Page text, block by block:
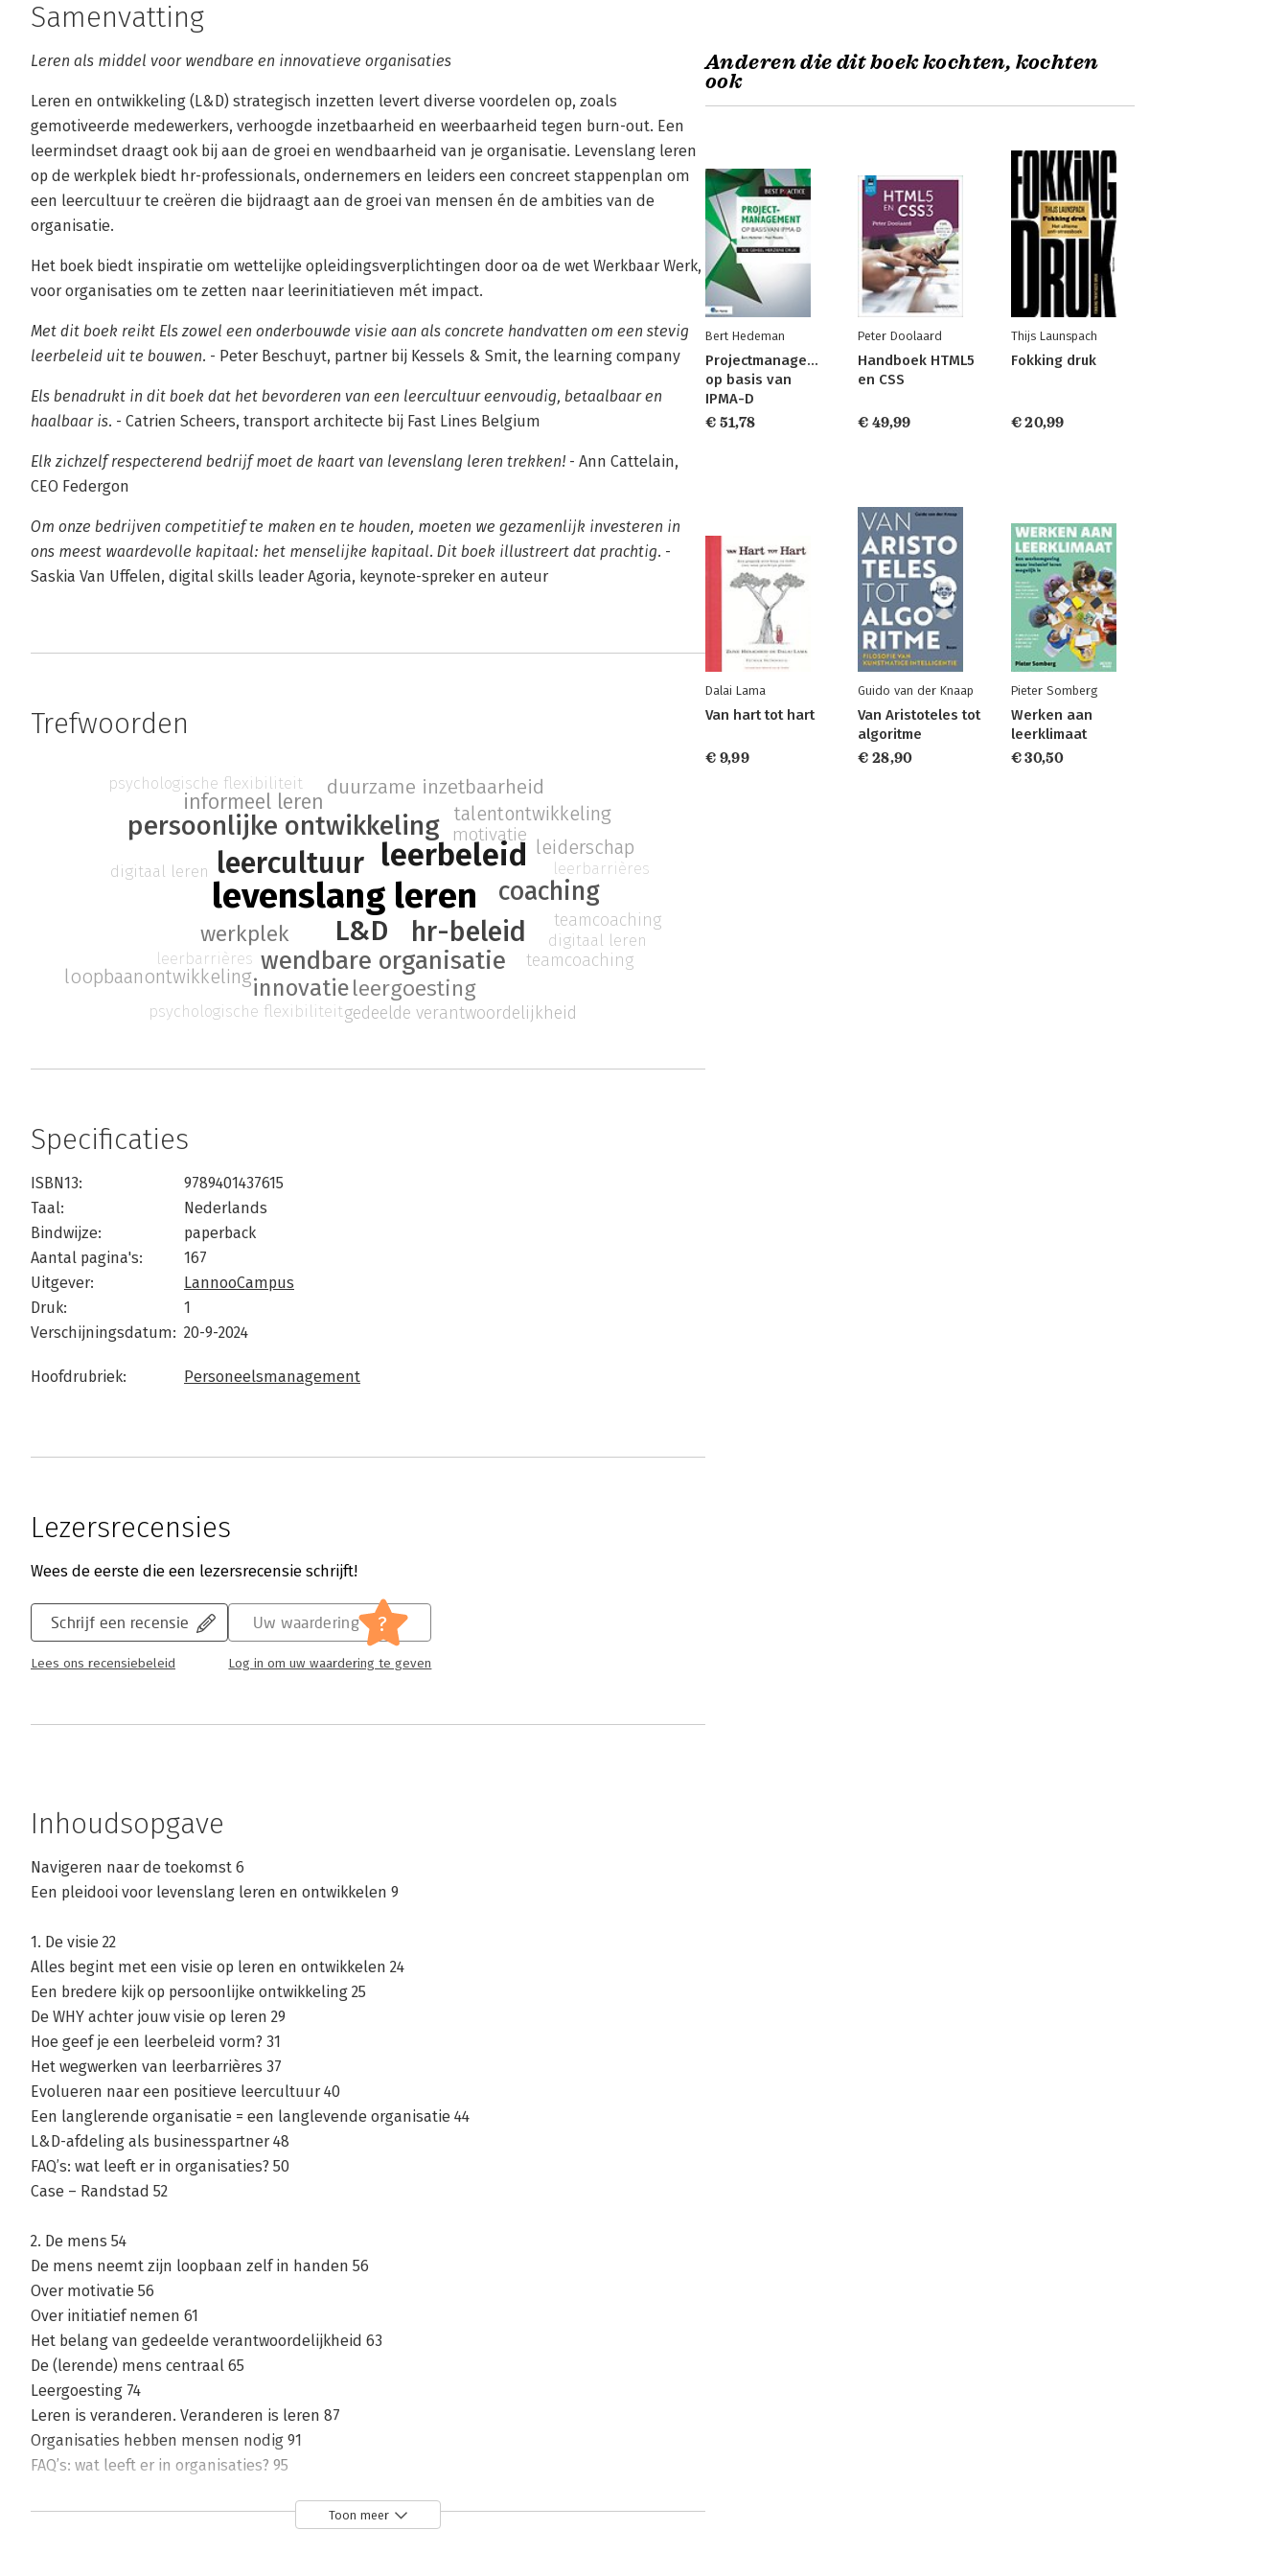
Samenvatting
Leren als middel voor wendbare en innovatieve organisaties
Leren en ontwikkeling (L&D) strategisch inzetten levert diverse voordelen op, zoals
gemotiveerde medewerkers, verhoogde inzetbaarheid en weerbaarheid tegen burn-out. Een
leermindset draagt ook bij aan de groei en wendbaarheid van je organisatie. Levenslang leren
op de werkplek biedt hr-professionals, ondernemers en leiders een concreet stappenplan om
een leercultuur te creëren die bijdraagt aan de groei van mensen én de ambities van de
organisatie.
Het boek biedt inspiratie om wettelijke opleidingsverplichtingen door oa de wet Werkbaar Werk,
voor organisaties om te zetten naar leerinitiatieven mét impact.
Met dit boek reikt Els zowel een onderbouwde visie aan als concrete handvatten om een stevig
leerbeleid uit te bouwen. - Peter Beschuyt, partner bij Kessels & Smit, the learning company
Els benadrukt in dit boek dat het bevorderen van een leercultuur eenvoudig, betaalbaar en
haalbaar is. - Catrien Scheers, transport architecte bij Fast Lines Belgium
Elk zichzelf respecterend bedrijf moet de kaart van levenslang leren trekken! - Ann Cattelain,
CEO Federgon
Om onze bedrijven competitief te maken en te houden, moeten we gezamenlijk investeren in
ons meest waardevolle kapitaal: het menselijke kapitaal. Dit boek illustreert dat prachtig. -
Saskia Van Uffelen, digital skills leader Agoria, keynote-spreker en auteur
Trefwoorden
levenslang leren
leercultuur leerbeleid
hr-beleid
persoonlijke ontwikkeling
L&D
wendbare organisatie
coaching
werkplek
leergoesting
innovatie
informeel leren
duurzame inzetbaarheid
talentontwikkeling
motivatie
gedeelde verantwoordelijkheid
loopbaanontwikkeling
leiderschap
leerbarrières
psychologische flexibiliteit
digitaal leren
teamcoaching
leerbarrières
psychologische flexibiliteit
digitaal leren
teamcoaching
Specificaties
ISBN13:
9789401437615
Taal:
Nederlands
Bindwijze:
paperback
Aantal pagina's:
167
Uitgever:
LannooCampus
Druk:
1
Verschijningsdatum: 20-9-2024
Hoofdrubriek: Personeelsmanagement
Lezersrecensies
Wees de eerste die een lezersrecensie schrijft!
Schrijf een recensie
Lees ons recensiebeleid
Uw waardering ?
Log in om uw waardering te geven
Inhoudsopgave
Navigeren naar de toekomst 6
Een pleidooi voor levenslang leren en ontwikkelen 9
1. De visie 22
Alles begint met een visie op leren en ontwikkelen 24
Een bredere kijk op persoonlijke ontwikkeling 25
De WHY achter jouw visie op leren 29
Hoe geef je een leerbeleid vorm? 31
Het wegwerken van leerbarrières 37
Evolueren naar een positieve leercultuur 40
Een langlerende organisatie = een langlevende organisatie 44
L&D-afdeling als businesspartner 48
FAQ’s: wat leeft er in organisaties? 50
Case – Randstad 52
2. De mens 54
De mens neemt zijn loopbaan zelf in handen 56
Over motivatie 56
Over initiatief nemen 61
Het belang van gedeelde verantwoordelijkheid 63
De (lerende) mens centraal 65
Leergoesting 74
Leren is veranderen. Veranderen is leren 87
Organisaties hebben mensen nodig 91
FAQ’s: wat leeft er in organisaties? 95
Toon meer
Anderen die dit boek kochten, kochten
ook
Bert Hedeman
Projectmanagement
op basis van
IPMA-D
€ 51,78
Peter Doolaard
Handboek HTML5
en CSS
€ 49,99
Thijs Launspach
Fokking druk
€ 20,99
Dalai Lama
Van hart tot hart
€ 9,99
Guido van der Knaap
Van Aristoteles tot
algoritme
€ 28,90
Pieter Somberg
Werken aan
leerklimaat
€ 30,50